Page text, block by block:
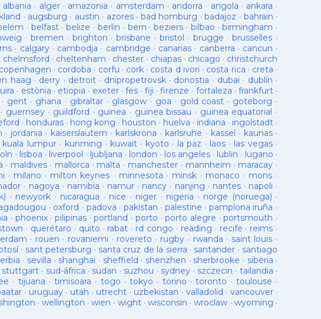
albania · alger· amazonia · amsterdam · andorra · angola · ankara ·
· augsburg · austin · azores· bad homburg ·badajoz · bahrain ·
· belfast·belize · berlin · bern ·beziers · bilbao ·birmingham ·
· bremen · brighton ·brisbane · bristol · brugge ·brusselles ·
· calgary· cambodja · cambridge · canarias · canberra · cancun ·
chelmsford · cheltenham · chester · chiapas· chicago · christchurch
copenhagen · cordoba · corfu · cork · costa d ivori · costa rica · creta ·
haag · derry · detroit· dnipropetrovsk· donostia · dubai · dublín ·
· estònia · etiopia · exeter· fes · fiji · firenze · fortaleza · frankfurt ·
· gent· ghana · gibraltar · glasgow· goa · gold coast · goteborg ·
· guernsey· guildford · guinea · guinea bissau · guinea equatorial ·
· honduras· hong kong · houston · huelva · indiana · ingolstadt·
· jordania · kaiserslautern · karlskrona · karlsruhe · kassel · kaunas·
kuala lumpur· kunming · kuwait· kyoto · la paz · laos · las vegas·
· lisboa · liverpool · ljubljana · london · los angeles· lublin · lugano ·
· maldives · mallorca · malta · manchester · mannheim · maracay ·
· milano · milton keynes · minnesota · minsk· monaco · mons ·
· nagoya · namibia · namur · nancy · nanjing · nantes· napoli ·
· newyork · nicaragua · nice · niger · nigeria · norge (noruega) ·
· oxford · padova · pakistan · palestine · pamplona iruña ·
· phoenix·pilipinas ·portland · porto ·porto alegre ·portsmouth ·
· querétaro · quito · rabat · rd congo · reading · recife · reims ·
· rouen · rovaniemi · rovereto · rugby · rwanda · saint louis ·
· sant petersburg · santa cruz de la sierra · santander · santiago
· sevilla · shanghai · sheffield · shenzhen · sherbrooke · sibèria ·
stuttgart· sud-âfrica · sudan · suzhou · sydney · szczecin · tailandia ·
· tijuana ·timisoara · togo ·tokyo · torino ·toronto · toulouse ·
· uruguay· utah · utrecht · uzbekistan · valladolid · vancouver·
· wellington ·wien · wight·wisconsin ·wroclaw · wyoming ·